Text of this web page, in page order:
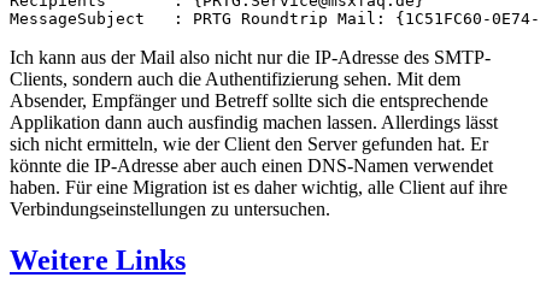
MessageSubject   : PRTG Roundtrip Mail: {1C51FC60-0E74-
Ich kann aus der Mail also nicht nur die IP-Adresse des SMTP-
Clients, sondern auch die Authentifizierung sehen. Mit dem
Absender, Empfänger und Betreff sollte sich die entsprechende
Applikation dann auch ausfindig machen lassen. Allerdings lässt
sich nicht ermitteln, wie der Client den Server gefunden hat. Er
könnte die IP-Adresse aber auch einen DNS-Namen verwendet
haben. Für eine Migration ist es daher wichtig, alle Client auf ihre
Verbindungseinstellungen zu untersuchen.
Weitere Links